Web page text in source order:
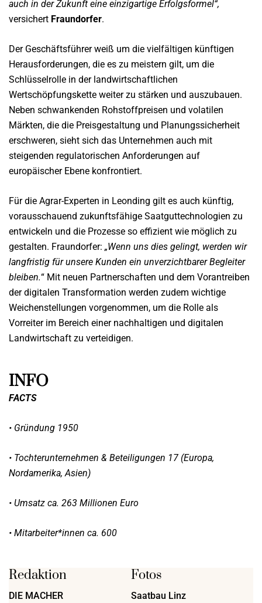
auch in der Zukunft eine einzigartige Erfolgsformel“,
versichert Fraundorfer.
Der Geschäftsführer weiß um die vielfältigen künftigen
Herausforderungen, die es zu meistern gilt, um die
Schlüsselrolle in der landwirtschaftlichen
Wertschöpfungskette weiter zu stärken und auszubauen.
Neben schwankenden Rohstoffpreisen und volatilen
Märkten, die die Preisgestaltung und Planungssicherheit
erschweren, sieht sich das Unternehmen auch mit
steigenden regulatorischen Anforderungen auf
europäischer Ebene konfrontiert.
Für die Agrar-Experten in Leonding gilt es auch künftig,
vorausschauend zukunftsfähige Saatguttechnologien zu
entwickeln und die Prozesse so effizient wie möglich zu
gestalten. Fraundorfer: „Wenn uns dies gelingt, werden wir
langfristig für unsere Kunden ein unverzichtbarer Begleiter
bleiben.“ Mit neuen Partnerschaften und dem Vorantreiben
der digitalen Transformation werden zudem wichtige
Weichenstellungen vorgenommen, um die Rolle als
Vorreiter im Bereich einer nachhaltigen und digitalen
Landwirtschaft zu verteidigen.
INFO
FACTS
• Gründung 1950
• Tochterunternehmen & Beteiligungen 17 (Europa,
Nordamerika, Asien)
• Umsatz ca. 263 Millionen Euro
• Mitarbeiter*innen ca. 600
Redaktion
DIE MACHER
Fotos
Saatbau Linz